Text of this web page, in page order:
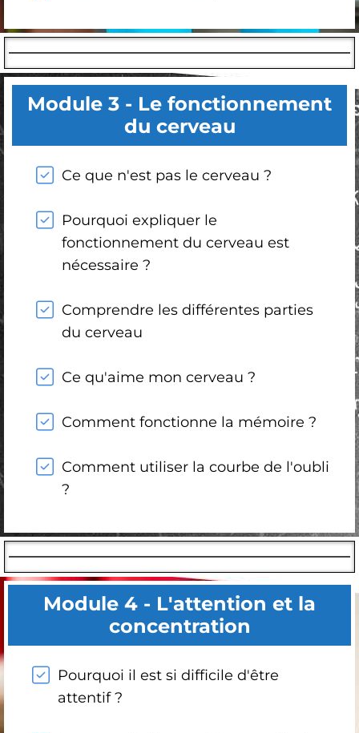
Module 3 - Le fonctionnement
du cerveau
Ce que n'est pas le cerveau ?
Pourquoi expliquer le
fonctionnement du cerveau est
nécessaire ?
Comprendre les différentes parties
du cerveau
Ce qu'aime mon cerveau ?
Comment fonctionne la mémoire ?
Comment utiliser la courbe de l'oubli
?
Module 4 - L'attention et la
concentration
Pourquoi il est si difficile d'être
attentif ?